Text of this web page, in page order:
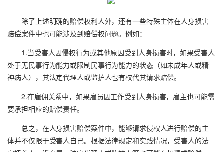
除了上述明确的赔偿权利人外，还有一些特殊主体在人身损害
赔偿案件中也可能涉及到赔偿权问题。例如：
1.当受害人因侵权行为或其他原因受到人身损害时，如果受害人
处于无民事行为能力或限制民事行为能力的状态（如未成年人或精
神病人），其法定代理人或监护人也有权代其请求赔偿。
2.在雇佣关系中，如果雇员因工作受到人身损害，雇主也可能需
要承担相应的赔偿责任。
总之，在人身损害赔偿案件中，能够请求侵权人进行赔偿的主
体并不仅限于受害人自己。根据法律规定和实践情况，受害人的法